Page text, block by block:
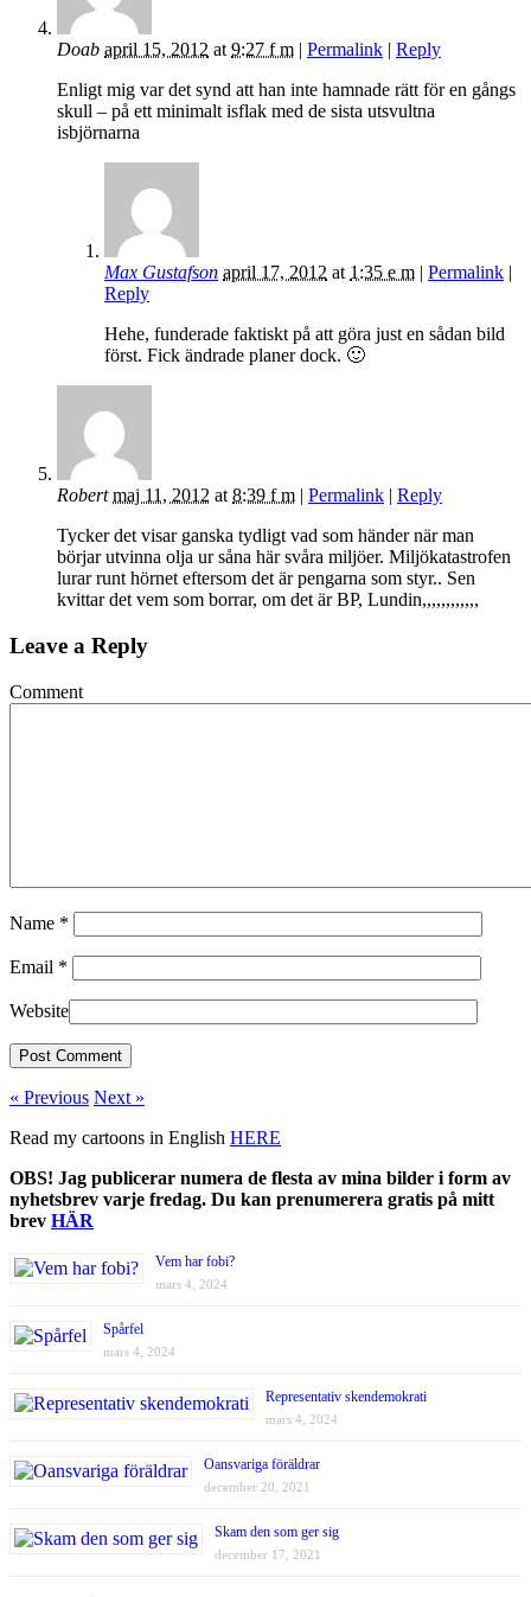
Doab april 15, 2012 at 9:27 f m | Permalink | Reply
Enligt mig var det synd att han inte hamnade rätt för en gångs
skull – på ett minimalt isflak med de sista utsvultna
isbjörnarna
Max Gustafson april 17, 2012 at 1:35 e m | Permalink |
Reply
Hehe, funderade faktiskt på att göra just en sådan bild
först. Fick ändrade planer dock. 🙂
Robert maj 11, 2012 at 8:39 f m | Permalink | Reply
Tycker det visar ganska tydligt vad som händer när man
börjar utvinna olja ur såna här svåra miljöer. Miljökatastrofen
lurar runt hörnet eftersom det är pengarna som styr.. Sen
kvittar det vem som borrar, om det är BP, Lundin,,,,,,,,,,,,
Leave a Reply
Comment
Name *
Email *
Website
« Previous Next »
Read my cartoons in English HERE
OBS! Jag publicerar numera de flesta av mina bilder i form av
nyhetsbrev varje fredag. Du kan prenumerera gratis på mitt
brev HÄR
Vem har fobi?
mars 4, 2024
Spårfel
mars 4, 2024
Representativ skendemokrati
mars 4, 2024
Oansvariga föräldrar
december 20, 2021
Skam den som ger sig
december 17, 2021